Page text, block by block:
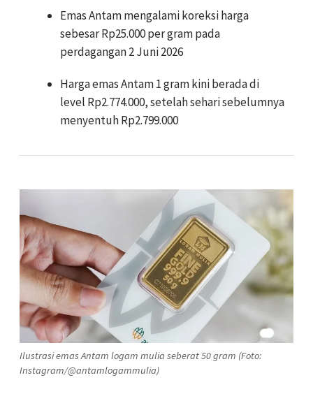
Emas Antam mengalami koreksi harga
sebesar Rp25.000 per gram pada
perdagangan 2 Juni 2026
Harga emas Antam 1 gram kini berada di
level Rp2.774.000, setelah sehari sebelumnya
menyentuh Rp2.799.000
Ilustrasi emas Antam logam mulia seberat 50 gram (Foto:
Instagram/@antamlogammulia)